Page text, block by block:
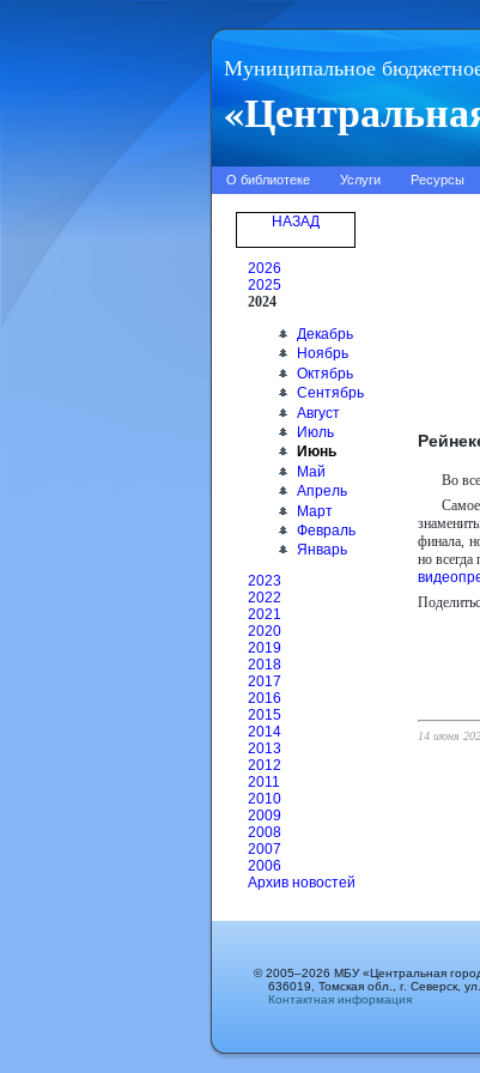
Муниципальное
О библиотеке Услуги Ресурсы
НАЗАД
2026
2025
2024
Декабрь
Ноябрь
Октябрь
Сентябрь
Август
Июль
Июнь
Май
Апрель
Март
Февраль
Январь
2023
2022
2021
2020
2019
2018
2017
2016
2015
2014
2013
2012
2011
2010
2009
2008
2007
2006
Архив новостей
Во
финала,
но
14 июня
© 2005–2026 МБУ «Центральная
636019, Томская обл., г. Северск,
Контактная информация